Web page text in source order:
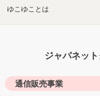
ゆこゆことは
ジャパネッ
通信販売事業